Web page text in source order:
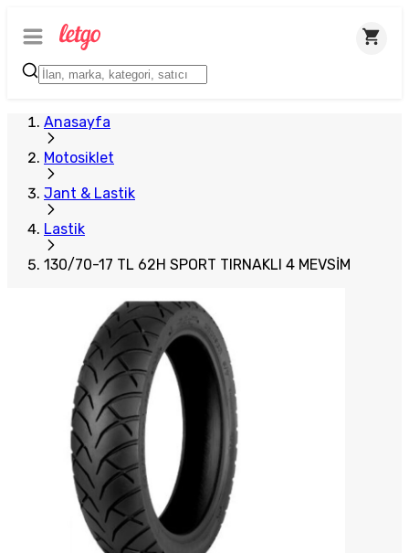
Anasayfa
Motosiklet
Jant & Lastik
Lastik
130/70-17 TL 62H SPORT TIRNAKLI 4 MEVSİM
Plus Satıcı